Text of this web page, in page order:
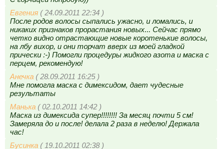
Евгения ( 24.09.2011 22:34 )
После родов волосы сыпались ужасно, и ломались, и
никаких признаков прорастания новых... Сейчас прямо
четко видно отрастающие новые коротенькие волосы,
на лбу вихор, и они торчат вверх из моей гладкой
прически :-) Помогли процедуры жидкого азота и маска с
перцем, рекомендую!
Анечка ( 28.09.2011 16:25 )
Мне помогла маска с димексидом, дает чудесные
результаты
Манька ( 02.10.2011 14:42 )
Маска из димексида супер!!!!!!!! За месяц почти 5 см!
Замеряла до и после! делала 2 раза в неделю! Держала
час!
Бусинка ( 19.10.2011 02:38 )